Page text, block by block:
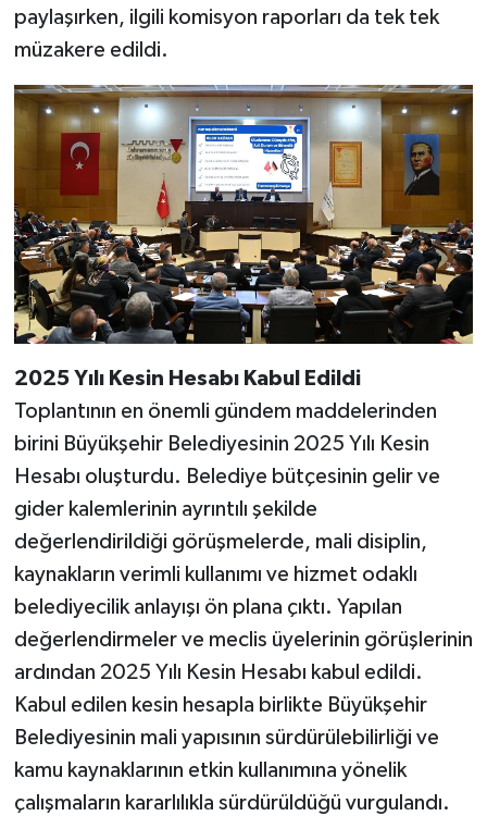
paylaşırken, ilgili komisyon raporları da tek tek
müzakere edildi.
2025 Yılı Kesin Hesabı Kabul Edildi
Toplantının en önemli gündem maddelerinden
birini Büyükşehir Belediyesinin 2025 Yılı Kesin
Hesabı oluşturdu. Belediye bütçesinin gelir ve
gider kalemlerinin ayrıntılı şekilde
değerlendirildiği görüşmelerde, mali disiplin,
kaynakların verimli kullanımı ve hizmet odaklı
belediyecilik anlayışı ön plana çıktı. Yapılan
değerlendirmeler ve meclis üyelerinin görüşlerinin
ardından 2025 Yılı Kesin Hesabı kabul edildi.
Kabul edilen kesin hesapla birlikte Büyükşehir
Belediyesinin mali yapısının sürdürülebilirliği ve
kamu kaynaklarının etkin kullanımına yönelik
çalışmaların kararlılıkla sürdürüldüğü vurgulandı.